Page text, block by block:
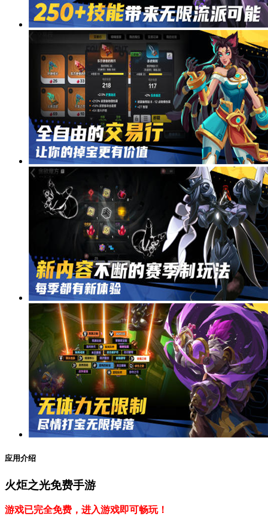
应用介绍
火炬之光免费手游
游戏已完全免费，进入游戏即可畅玩！